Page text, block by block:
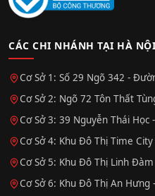
CÁC CHI NHÁNH TẠI HÀ NỘI
Cơ Sở 1: Số 29 Ngõ 342 -
Cơ Sở 2: Ngõ 72 Tôn Thất
Cơ Sở 3: 39 Nguyễn Thái
Cơ Sở 4: Khu Đô Thị Time
Cơ Sở 5: Khu Đô Thị Linh
Cơ Sở 6: Khu Đô Thị An